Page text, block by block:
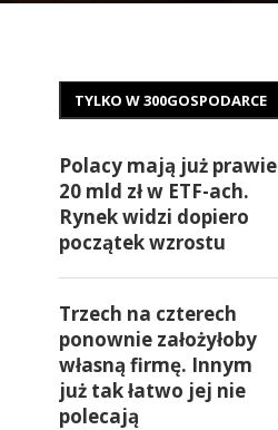
TYLKO W 300GOSPODARCE
Polacy mają już prawie
20 mld zł w ETF-ach.
Rynek widzi dopiero
początek wzrostu
Trzech na czterech
ponownie założyłoby
własną firmę. Innym
już tak łatwo jej nie
polecają